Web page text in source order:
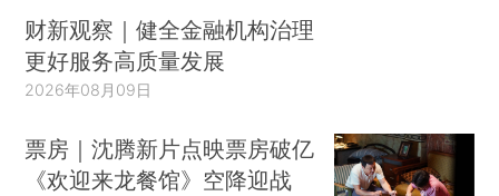
财新观察｜健全金融机构治理
更好服务高质量发展
2026年08月09日
票房｜沈腾新片点映票房破亿
《欢迎来龙餐馆》空降迎战